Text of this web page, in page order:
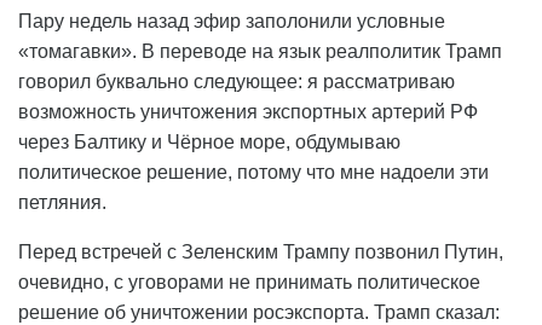
Пару недель назад эфир заполонили условные
«томагавки». В переводе на язык реалполитик Трамп
говорил буквально следующее: я рассматриваю
возможность уничтожения экспортных артерий РФ
через Балтику и Чёрное море, обдумываю
политическое решение, потому что мне надоели эти
петляния.
Перед встречей с Зеленским Трампу позвонил Путин,
очевидно, с уговорами не принимать политическое
решение об уничтожении росэкспорта. Трамп сказал: